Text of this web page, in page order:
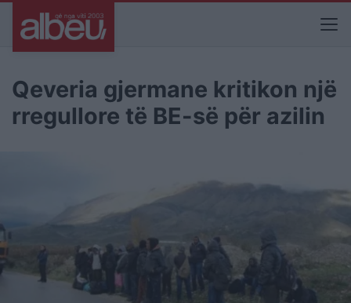
Qeveria gjermane kritikon një
rregullore të BE-së për azilin